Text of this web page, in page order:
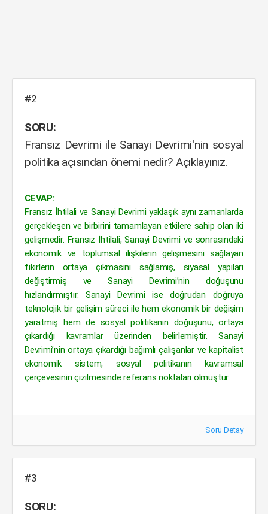
#2
SORU:
Fransız Devrimi ile Sanayi Devrimi'nin sosyal
politika açısından önemi nedir? Açıklayınız.
CEVAP:
Fransız İhtilali ve Sanayi Devrimi yaklaşık aynı zamanlarda
gerçekleşen ve birbirini tamamlayan etkilere sahip olan iki
gelişmedir. Fransız İhtilali, Sanayi Devrimi ve sonrasındaki
ekonomik ve toplumsal ilişkilerin gelişmesini sağlayan
fikirlerin ortaya çıkmasını sağlamış, siyasal yapıları
değiştirmiş ve Sanayi Devrimi’nin doğuşunu
hızlandırmıştır. Sanayi Devrimi ise doğrudan doğruya
teknolojik bir gelişim süreci ile hem ekonomik bir değişim
yaratmış hem de sosyal politikanın doğuşunu, ortaya
çıkardığı kavramlar üzerinden belirlemiştir. Sanayi
Devrimi’nin ortaya çıkardığı bağımlı çalışanlar ve kapitalist
ekonomik sistem, sosyal politikanın kavramsal
çerçevesinin çizilmesinde referans noktaları olmuştur.
Soru Detay
#3
SORU: